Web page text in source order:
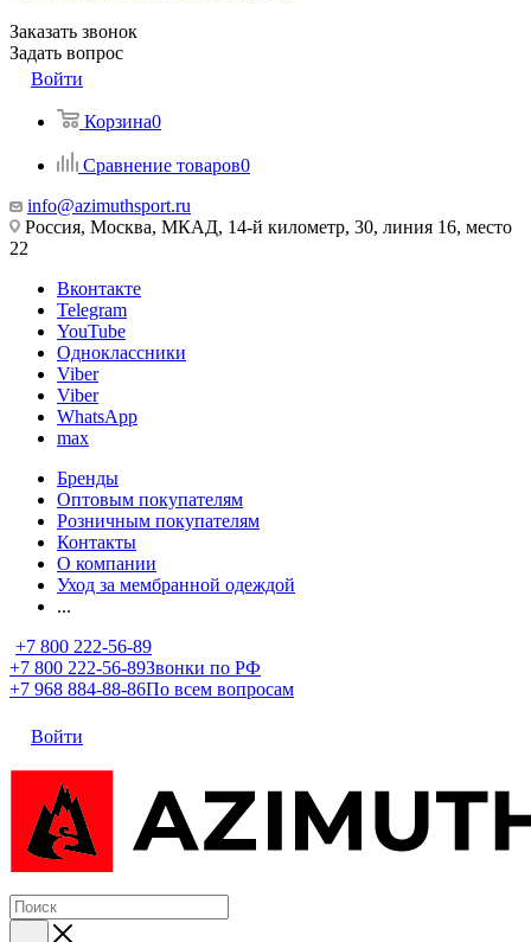
Заказать звонок
Задать вопрос
Войти
Корзина0
Сравнение товаров0
info@azimuthsport.ru
Россия, Москва, МКАД, 14-й километр, 30, линия 16, место
22
Вконтакте
Telegram
YouTube
Одноклассники
Viber
Viber
WhatsApp
max
Бренды
Оптовым покупателям
Розничным покупателям
Контакты
О компании
Уход за мембранной одеждой
...
+7 800 222-56-89
+7 800 222-56-89Звонки по РФ
+7 968 884-88-86По всем вопросам
Войти